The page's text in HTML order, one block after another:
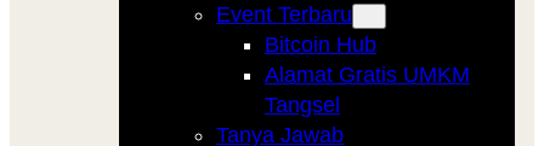
Event Terbaru
Bitcoin Hub
Alamat Gratis UMKM
Tangsel
Tanya Jawab